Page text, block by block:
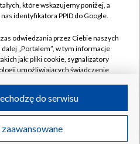
S.A. w likwidacji
które wskazujemy poniżej, a
identyfikatora PPID do Google.
odwiedzania przez Ciebie naszych
dalej „Portalem”, w tym informacje
jak: pliki cookie, sygnalizatory
umożliwiających świadczenie
odwiedzania przez Ciebie
takie jak adresy IP, identyfikatory
do serwisu